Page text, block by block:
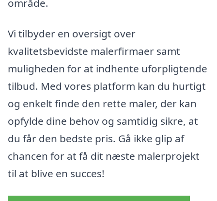
område.
Vi tilbyder en oversigt over
kvalitetsbevidste malerfirmaer samt
muligheden for at indhente uforpligtende
tilbud. Med vores platform kan du hurtigt
og enkelt finde den rette maler, der kan
opfylde dine behov og samtidig sikre, at
du får den bedste pris. Gå ikke glip af
chancen for at få dit næste malerprojekt
til at blive en succes!